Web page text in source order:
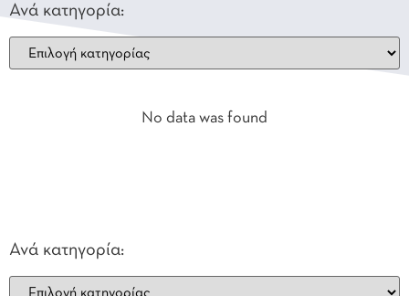
Ανά κατηγορία:
No data was found
Ανά κατηγορία: